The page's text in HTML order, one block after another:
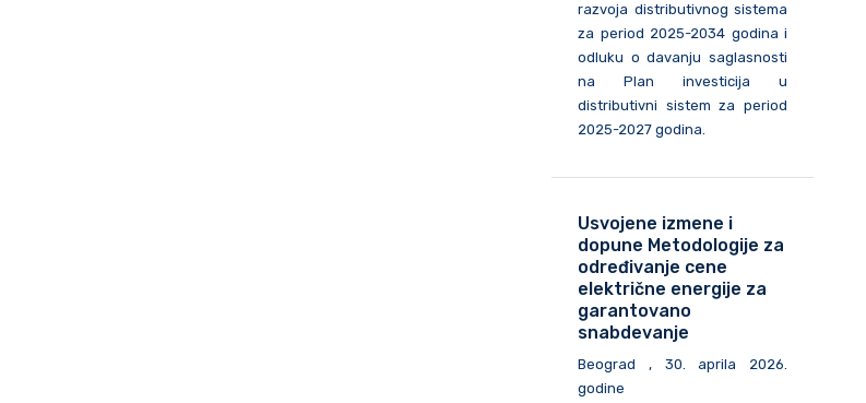
razvoja distributivnog sistema
za period 2025-2034 godina i
odluku o davanju saglasnosti
na Plan investicija u
distributivni sistem za period
2025-2027 godina.
Usvojene izmene i
dopune Metodologije za
određivanje cene
električne energije za
garantovano
snabdevanje
Beograd , 30. aprila 2026.
godine